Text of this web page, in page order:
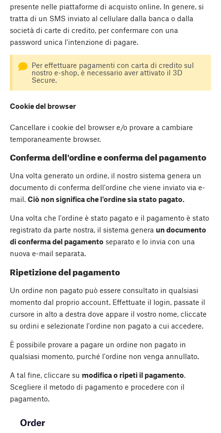
presente nelle piattaforme di acquisto online. In genere, si
tratta di un SMS inviato al cellulare dalla banca o dalla
società di carte di credito, per confermare con una
password unica l'intenzione di pagare.
Per effettuare pagamenti con carta di credito sul
nostro e-shop, è necessario aver attivato il 3D
Secure.
Cookie del browser
Cancellare i cookie del browser e/o provare a cambiare
temporaneamente browser.
Conferma dell'ordine e conferma del pagamento
Una volta generato un ordine, il nostro sistema genera un
documento di conferma dell'ordine che viene inviato via e-
mail. Ciò non significa che l'ordine sia stato pagato.
Una volta che l'ordine è stato pagato e il pagamento è stato
registrato da parte nostra, il sistema genera un documento
di conferma del pagamento separato e lo invia con una
nuova e-mail separata.
Ripetizione del pagamento
Un ordine non pagato può essere consultato in qualsiasi
momento dal proprio account. Effettuate il login, passate il
cursore in alto a destra dove appare il vostro nome, cliccate
su ordini e selezionate l'ordine non pagato a cui accedere.
È possibile provare a pagare un ordine non pagato in
qualsiasi momento, purché l'ordine non venga annullato.
A tal fine, cliccare su modifica o ripeti il pagamento.
Scegliere il metodo di pagamento e procedere con il
pagamento.